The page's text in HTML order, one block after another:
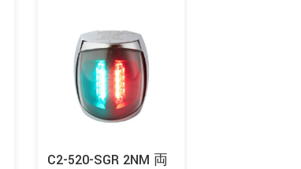
C2-520-SGR 2NM 両